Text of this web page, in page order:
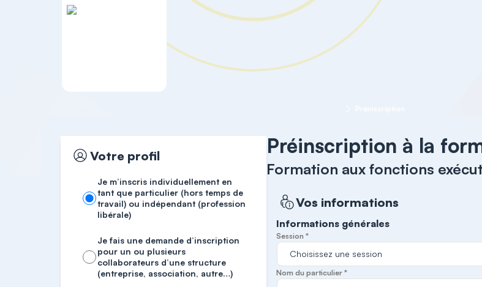
Votre profil
Je m’inscris individuellement en
tant que particulier (hors temps de
travail) ou indépendant (profession
libérale)
Je fais une demande d’inscription
pour un ou plusieurs
collaborateurs d’une structure
(entreprise, association, autre…)
Préinscription à la
Formation aux fonctions
Vos informations
Informations générales
Session *
Nom du particulier *